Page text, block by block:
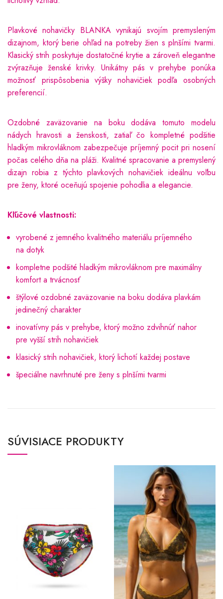
Plavkové nohavičky BLANKA vynikajú svojím premysleným
dizajnom, ktorý berie ohľad na potreby žien s plnšími tvarmi.
Klasický strih poskytuje dostatočné krytie a zároveň elegantne
zvýrazňuje ženské krivky. Unikátny pás v prehybe ponúka
možnosť prispôsobenia výšky nohavičiek podľa osobných
preferencií.
Ozdobné zaväzovanie na boku dodáva tomuto modelu
nádych hravosti a ženskosti, zatiaľ čo kompletné podšitie
hladkým mikrovláknom zabezpečuje príjemný pocit pri nosení
počas celého dňa na pláži. Kvalitné spracovanie a premyslený
dizajn robia z týchto plavkových nohavičiek ideálnu voľbu
pre ženy, ktoré oceňujú spojenie pohodlia a elegancie.
Kľúčové vlastnosti:
vyrobené z jemného kvalitného materiálu príjemného
na dotyk
kompletne podšité hladkým mikrovláknom pre maximálny
komfort a trvácnosť
štýlové ozdobné zaväzovanie na boku dodáva plavkám
jedinečný charakter
inovatívny pás v prehybe, ktorý možno zdvihnúť nahor
pre vyšší strih nohavičiek
klasický strih nohavičiek, ktorý lichotí každej postave
špeciálne navrhnuté pre ženy s plnšími tvarmi
SÚVISIACE PRODUKTY